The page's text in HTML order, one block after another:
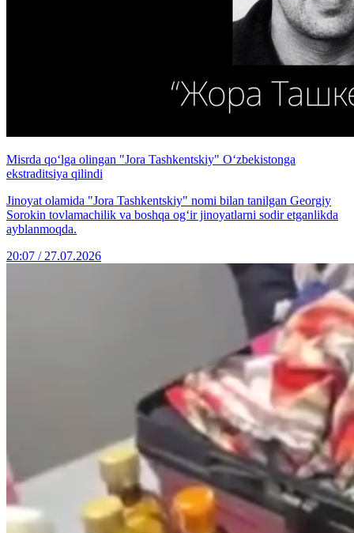
Misrda qo‘lga olingan "Jora Tashkentskiy" O‘zbekistonga
ekstraditsiya qilindi
Jinoyat olamida "Jora Tashkentskiy" nomi bilan tanilgan Georgiy
Sorokin tovlamachilik va boshqa og‘ir jinoyatlarni sodir etganlikda
ayblanmoqda.
20:07 / 27.07.2026